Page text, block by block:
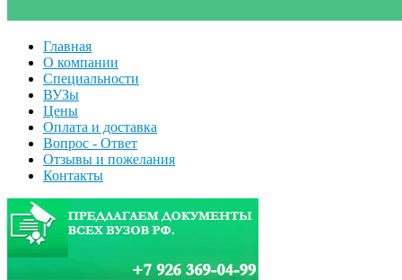
Главная
О компании
Специальности
ВУЗы
Цены
Оплата и доставка
Вопрос - Ответ
Отзывы и пожелания
Контакты